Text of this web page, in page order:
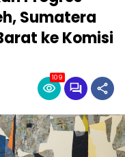
Sumatera
ke Komisi
109